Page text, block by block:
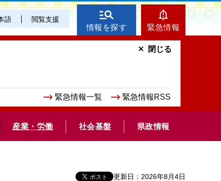
語 閲覧支援
情報を探す 緊急情報
緊急情報一覧 緊急情報RSS
閉じる
産業・労働 社会基盤 県政情報
更新日：2026年8月4日